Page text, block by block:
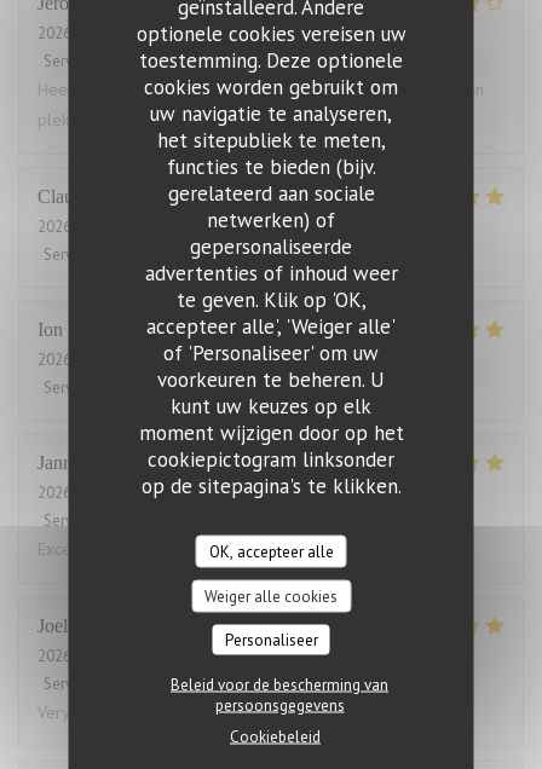
geïnstalleerd. Andere
optionele cookies vereisen uw
toestemming. Deze optionele
cookies worden gebruikt om
uw navigatie te analyseren,
het sitepubliek te meten,
functies te bieden (bijv.
gerelateerd aan sociale
netwerken) of
gepersonaliseerde
advertenties of inhoud weer
te geven. Klik op 'OK,
accepteer alle', 'Weiger alle'
of 'Personaliseer' om uw
voorkeuren te beheren. U
kunt uw keuzes op elk
moment wijzigen door op het
cookiepictogram linksonder
op de sitepagina's te klikken.
OK, accepteer alle
Weiger alle cookies
Personaliseer
Beleid voor de bescherming van
persoonsgegevens
Cookiebeleid
2026-08-03
- 18:30 - Gasten 4
Service
Atmosfeer:4/5 Keuken:5/5 Kwaliteit / Prijs
Heerlijk gegeten. Grote porties, zelden zo vol gezeten. Geen
plek voor een toetje.
Claude
2026-07-31
- 19:45 - Gasten 2
Service
Atmosfeer: 5/5 Keuken: 5/5 Kwaliteit / Prijs
Ion
2026-07-31
- 21:30 - Gasten 2
Service
Atmosfeer:5/5 Keuken:5/5 Kwaliteit / Prijs
Janne
2026-07-31
- 12:00 - Gasten 2
Service
Excellent food and service. Also good for low card diet.
Joelle
2026-07-30
- 12:00 - Gasten 2
Service
Atmosfeer:5/5 Keuken:5/5 Kwaliteit / Prijs
Very good and always great service